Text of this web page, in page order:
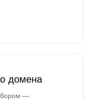
домена
—